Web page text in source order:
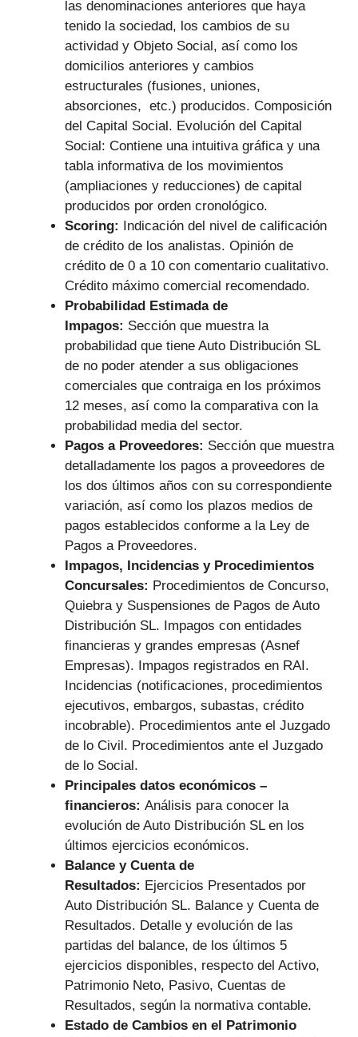
las denominaciones anteriores que haya
tenido la sociedad, los cambios de su
actividad y Objeto Social, así como los
domicilios anteriores y cambios
estructurales (fusiones, uniones,
absorciones, etc.) producidos. Composición
del Capital Social. Evolución del Capital
Social: Contiene una intuitiva gráfica y una
tabla informativa de los movimientos
(ampliaciones y reducciones) de capital
producidos por orden cronológico.
Scoring: Indicación del nivel de calificación
de crédito de los analistas. Opinión de
crédito de 0 a 10 con comentario cualitativo.
Crédito máximo comercial recomendado.
Probabilidad Estimada de
Impagos: Sección que muestra la
probabilidad que tiene Auto Distribución SL
de no poder atender a sus obligaciones
comerciales que contraiga en los próximos
12 meses, así como la comparativa con la
probabilidad media del sector.
Pagos a Proveedores: Sección que muestra
detalladamente los pagos a proveedores de
los dos últimos años con su correspondiente
variación, así como los plazos medios de
pagos establecidos conforme a la Ley de
Pagos a Proveedores.
Impagos, Incidencias y Procedimientos
Concursales: Procedimientos de Concurso,
Quiebra y Suspensiones de Pagos de Auto
Distribución SL. Impagos con entidades
financieras y grandes empresas (Asnef
Empresas). Impagos registrados en RAI.
Incidencias (notificaciones, procedimientos
ejecutivos, embargos, subastas, crédito
incobrable). Procedimientos ante el Juzgado
de lo Civil. Procedimientos ante el Juzgado
de lo Social.
Principales datos económicos –
financieros: Análisis para conocer la
evolución de Auto Distribución SL en los
últimos ejercicios económicos.
Balance y Cuenta de
Resultados: Ejercicios Presentados por
Auto Distribución SL. Balance y Cuenta de
Resultados. Detalle y evolución de las
partidas del balance, de los últimos 5
ejercicios disponibles, respecto del Activo,
Patrimonio Neto, Pasivo, Cuentas de
Resultados, según la normativa contable.
Estado de Cambios en el Patrimonio